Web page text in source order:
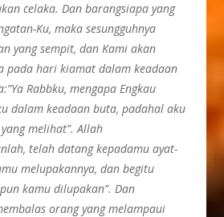
celaka. Dan barangsiapa yang
Ku, maka sesungguhnya
yang sempit, dan Kami akan
pada hari kiamat dalam keadaan
Rabbku, mengapa Engkau
dalam keadaan buta, padahal aku
melihat”. Allah
telah datang kepadamu ayat-
melupakannya, dan begitu
kamu dilupakan”. Dan
orang yang melampaui